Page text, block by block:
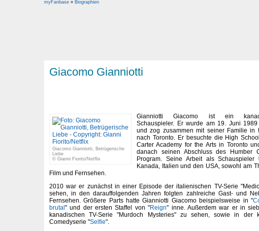
myFanbase » Biographien
Giacomo Gianniotti
Giacomo Gianniotti, Betrügerische
Liebe
© Gianni Fiorito/Netflix
Gianniotti Giacomo ist ein
Schauspieler. Er wurde am 19. Juni
und zog zusammen mit seiner Familie in
nach Toronto. Er besuchte die High
Carter Academy for the Arts in Toronto
danach seinen Abschluss des Humber
Program. Seine Arbeit als Schauspieler
Kanada, Italien und den USA, sowohl am
Film und Fernsehen.
2010 war er zunächst in einer Episode der italienischen TV-Serie
sehen, in den darauffolgenden Jahren folgten zahlreiche Gast- und
Fernsehen. Größere Parts hatte Gianniotti Giacomo beispielsweise in "
brutal " und der ersten Staffel von "Reign" inne. Außerdem war er in
kanadischen TV-Serie "Murdoch Mysteries" zu sehen, sowie in der
Comedyserie "Selfie".